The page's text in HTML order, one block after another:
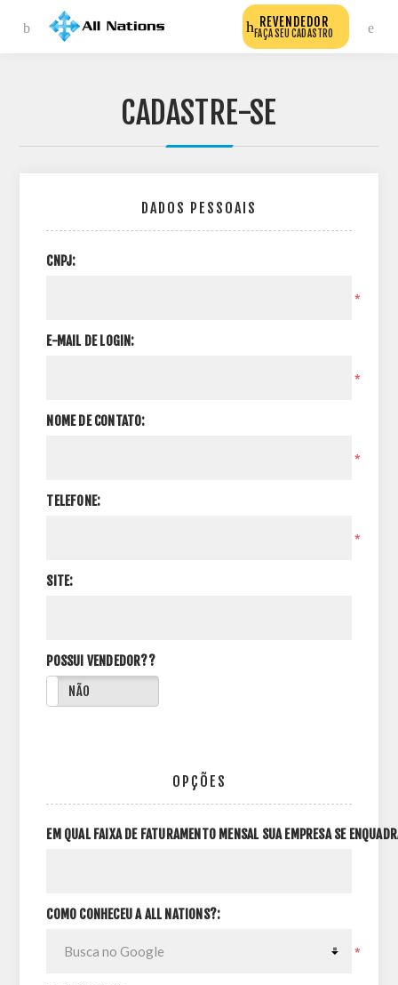
REVENDEDOR
FAÇA SEU CADASTRO
CADASTRE-SE
DADOS PESSOAIS
CNPJ:
*
E-MAIL DE LOGIN:
*
NOME DE CONTATO:
*
TELEFONE:
*
SITE:
POSSUI VENDEDOR??
NÃO
OPÇÕES
EM QUAL FAIXA DE FATURAMENTO MENSAL SUA EMPRESA SE
COMO CONHECEU A ALL NATIONS?:
*